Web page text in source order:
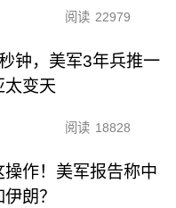
阅读 22979
钟，美军3年兵推一
太变天
阅读 18828
操作！美军报告称中
朗？